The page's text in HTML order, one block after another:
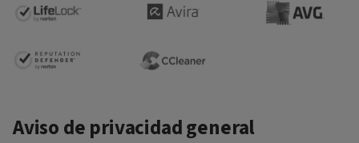
Aviso de privacidad general